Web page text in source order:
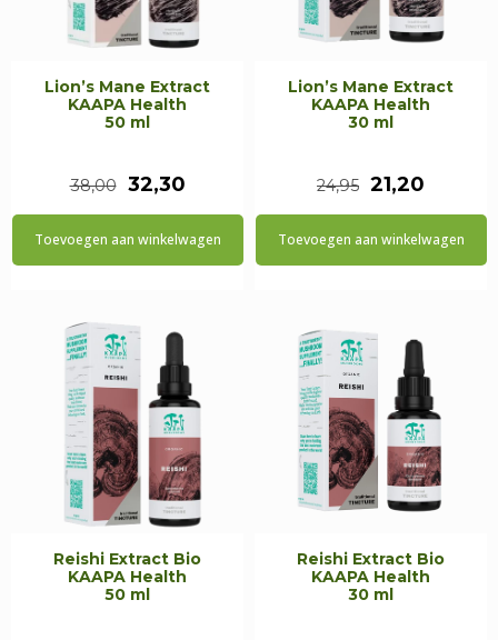
Lion’s Mane Extract
KAAPA Health
50 ml
38,00 Oorspronkelijke
prijs
32,30Huidige
prijs
is:
Toevoegen aan winkelwagen
Lion’s Mane Extract
KAAPA Health
30 ml
24,95
prijs
21,20
prijs
is:
Toevoegen aan winkelwagen
Reishi Extract Bio
KAAPA Health
50 ml
Reishi Extract Bio
KAAPA Health
30 ml